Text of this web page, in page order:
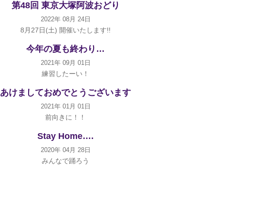
第48回 東京大塚阿波おどり
2022年 08月 24日
8月27日(土) 開催いたします!!
今年の夏も終わり…
2021年 09月 01日
練習したーい！
あけましておめでとうございます
2021年 01月 01日
前向きに！！
Stay Home….
2020年 04月 28日
みんなで踊ろう